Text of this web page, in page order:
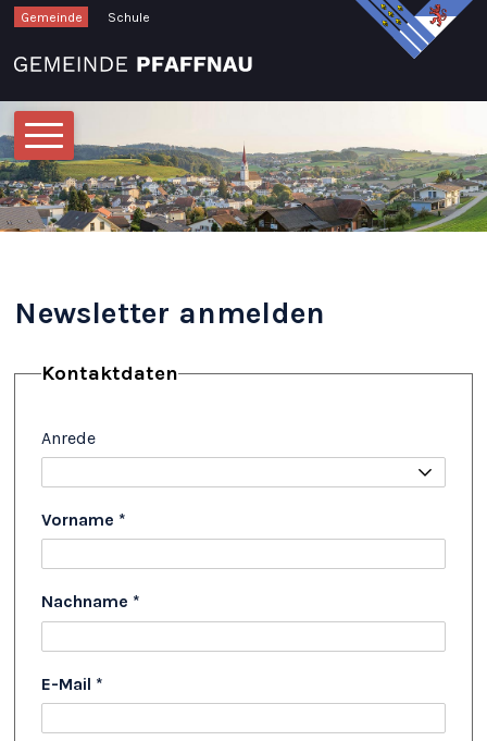
Navigieren in Pfaffnau
Schnellnavigation
Gemeinde Schule
Newsletter anmelden
Kontaktdaten
Anrede
Vorname *
Nachname *
E-Mail *